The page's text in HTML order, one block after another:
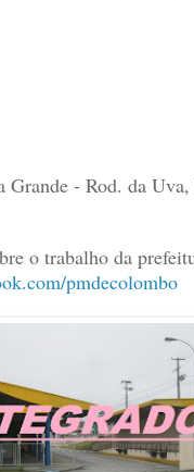
Grande - Rod. da
o trabalho da
pmdecolombo